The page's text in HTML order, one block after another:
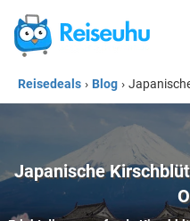
Reisedeals › Blog ›
Japanische